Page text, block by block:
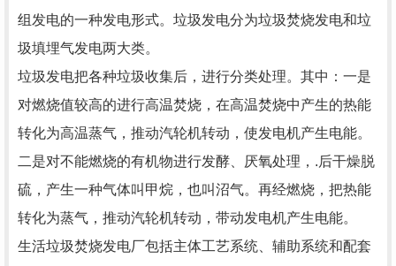
组发电的一种发电形式。垃圾发电分为垃圾焚烧发电和垃
圾填埋气发电两大类。
垃圾发电把各种垃圾收集后，进行分类处理。其中：一是
对燃烧值较高的进行高温焚烧，在高温焚烧中产生的热能
转化为高温蒸气，推动汽轮机转动，使发电机产生电能。
二是对不能燃烧的有机物进行发酵、厌氧处理，.后干燥脱
硫，产生一种气体叫甲烷，也叫沼气。再经燃烧，把热能
转化为蒸气，推动汽轮机转动，带动发电机产生电能。
生活垃圾焚烧发电厂包括主体工艺系统、辅助系统和配套